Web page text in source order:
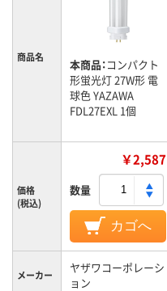
商品名 本商品：コンパクト
形蛍光灯 27W形 電
球色 YAZAWA
FDL27EXL 1個
価格
(税込)
￥2,587
数量
カゴへ
メーカー
ヤザワコーポレーシ
ョン